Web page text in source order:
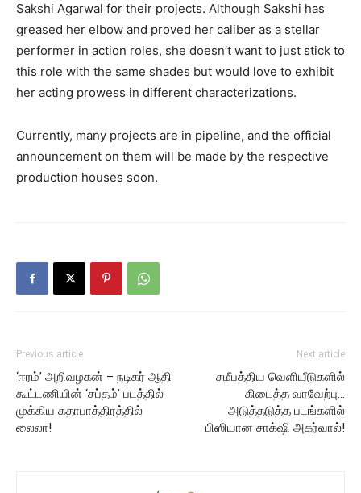
Sakshi Agarwal for their projects. Although Sakshi has
greased her elbow and proved her caliber as a stellar
performer in action roles, she doesn’t want to just stick to
this role with the same shades but would love to exhibit
her acting prowess in different characterizations.
Currently, many projects are in pipeline, and the official
announcement on them will be made by the respective
production houses soon.
Previous article
‘ஈரம்’ அறிவழகன் – நடிகர் ஆதி
கூட்டணியின் ‘சப்தம்’ படத்தில்
முக்கிய கதாபாத்திரத்தில்
லைலா!
Next article
சமீபத்திய வெளியீடுகளில்
கிடைத்த வரவேற்பு…
அடுத்தடுத்த படங்களில்
பிஸியான சாக்‌ஷி அகர்வால்!